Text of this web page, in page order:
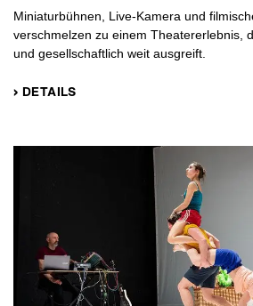
Miniaturbühnen, Live-Kamera und
verschmelzen zu einem Theatererlebnis,
und gesellschaftlich weit ausgreift.
› DETAILS